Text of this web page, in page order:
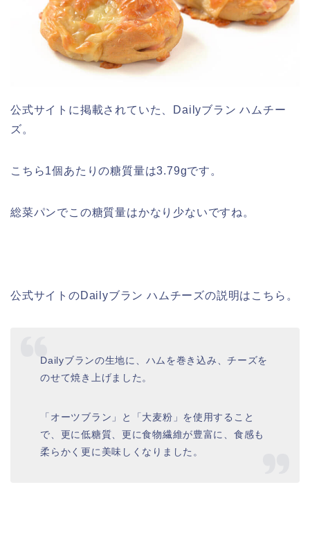
公式サイトに掲載されていた、Dailyブラン ハムチー
ズ。
こちら1個あたりの糖質量は3.79gです。
総菜パンでこの糖質量はかなり少ないですね。
公式サイトのDailyブラン ハムチーズの説明はこちら。
Dailyブランの生地に、ハムを巻き込み、チーズを
のせて焼き上げました。
「オーツブラン」と「大麦粉」を使用すること
で、更に低糖質、更に食物繊維が豊富に、食感も
柔らかく更に美味しくなりました。